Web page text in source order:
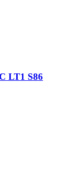
LT1 S86